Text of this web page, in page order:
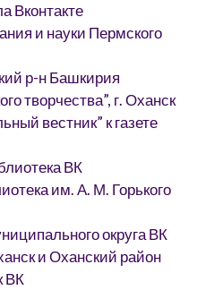
Вконтакте
и науки Пермского
р-н Башкирия
творчества”, г. Оханск
вестник” к газете
ВК
им. А. М. Горького
округа ВК
и Оханский район
ВК